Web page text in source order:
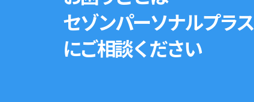
セゾンパーソナルプラス
にご相談ください